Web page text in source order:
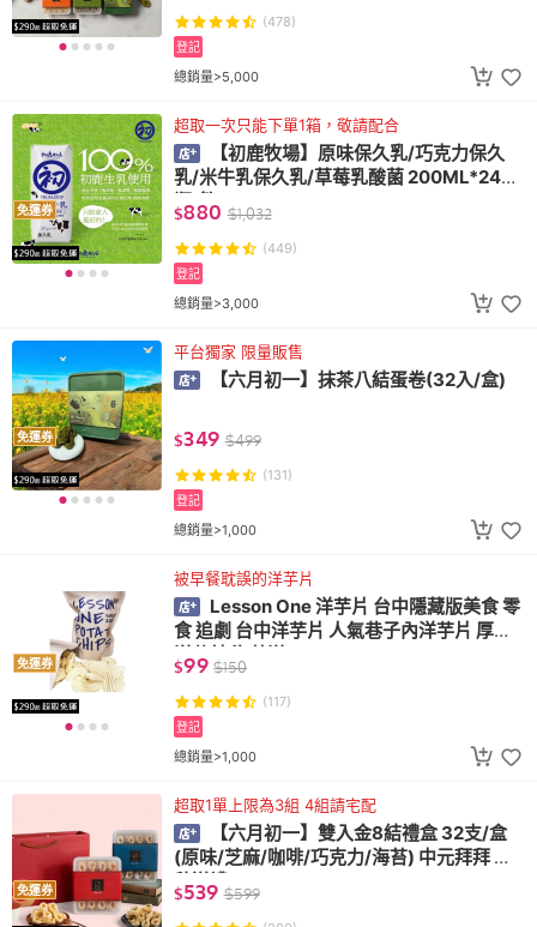
(478)
總銷量>5,000
登記
免運券
超取一次只能下單1箱，敬請配合
【初鹿牧場】原味保久乳/巧克力保久
乳/米牛乳保久乳/草莓乳酸菌 200ML*24
瓶/箱
$880 $1,032
(449)
總銷量>3,000
登記
免運券
平台獨家 限量販售
【六月初一】抹茶八結蛋卷(32入/盒)
$349 $499
(131)
總銷量>1,000
登記
免運券
被早餐耽誤的洋芋片
Lesson One 洋芋片 台中隱藏版美食 零
食 追劇 台中洋芋片 人氣巷子內洋芋片 厚切
洋芋片 海苔洋
$99 $150
(117)
總銷量>1,000
登記
免運券
超取1單上限為3組 4組請宅配
【六月初一】雙入金8結禮盒 32支/盒
(原味/芝麻/咖啡/巧克力/海苔) 中元拜拜 中
秋送禮
$539 $599